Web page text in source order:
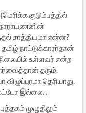
குடும்பத்தில்
சாத்தியமா என்ன?
நாட்டுக்காரர்தான்
உள்ளவர் என்ற
தரும்.
தெரியாது.
இல்லை. .
முழுதிலும்